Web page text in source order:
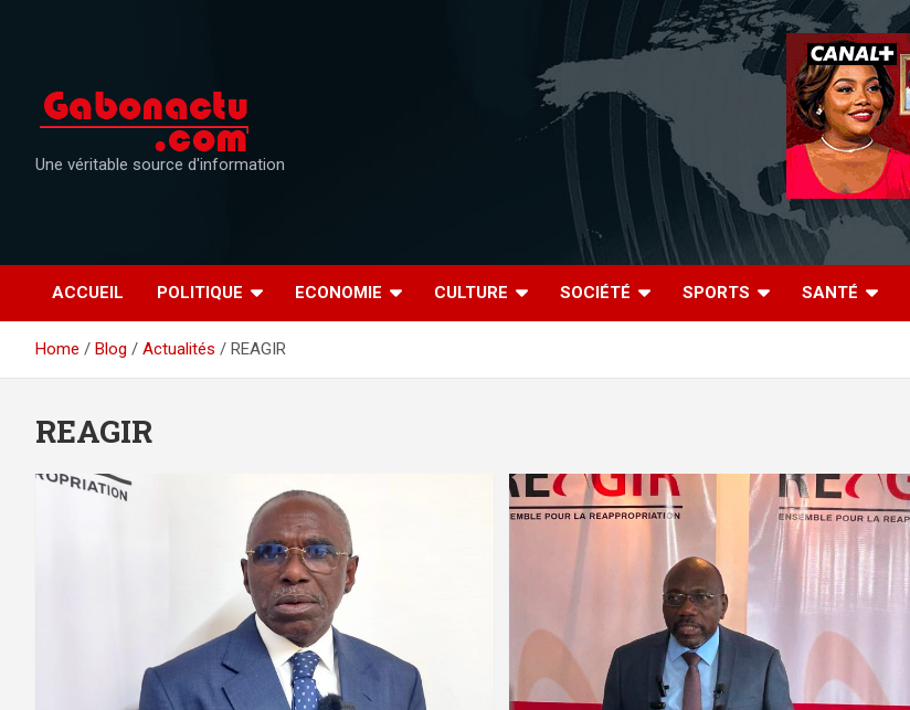
Une véritable source d'information
ACCUEIL POLITIQUE ECONOMIE CULTURE SOCIÉTÉ SPORTS SANTÉ
Home Blog Actualités REAGIR
REAGIR